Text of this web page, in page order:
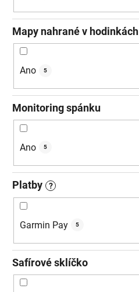
Mapy nahrané v hodinkách
Ano 5
Monitoring spánku
Ano 5
Platby ?
Garmin Pay 5
Safírové sklíčko